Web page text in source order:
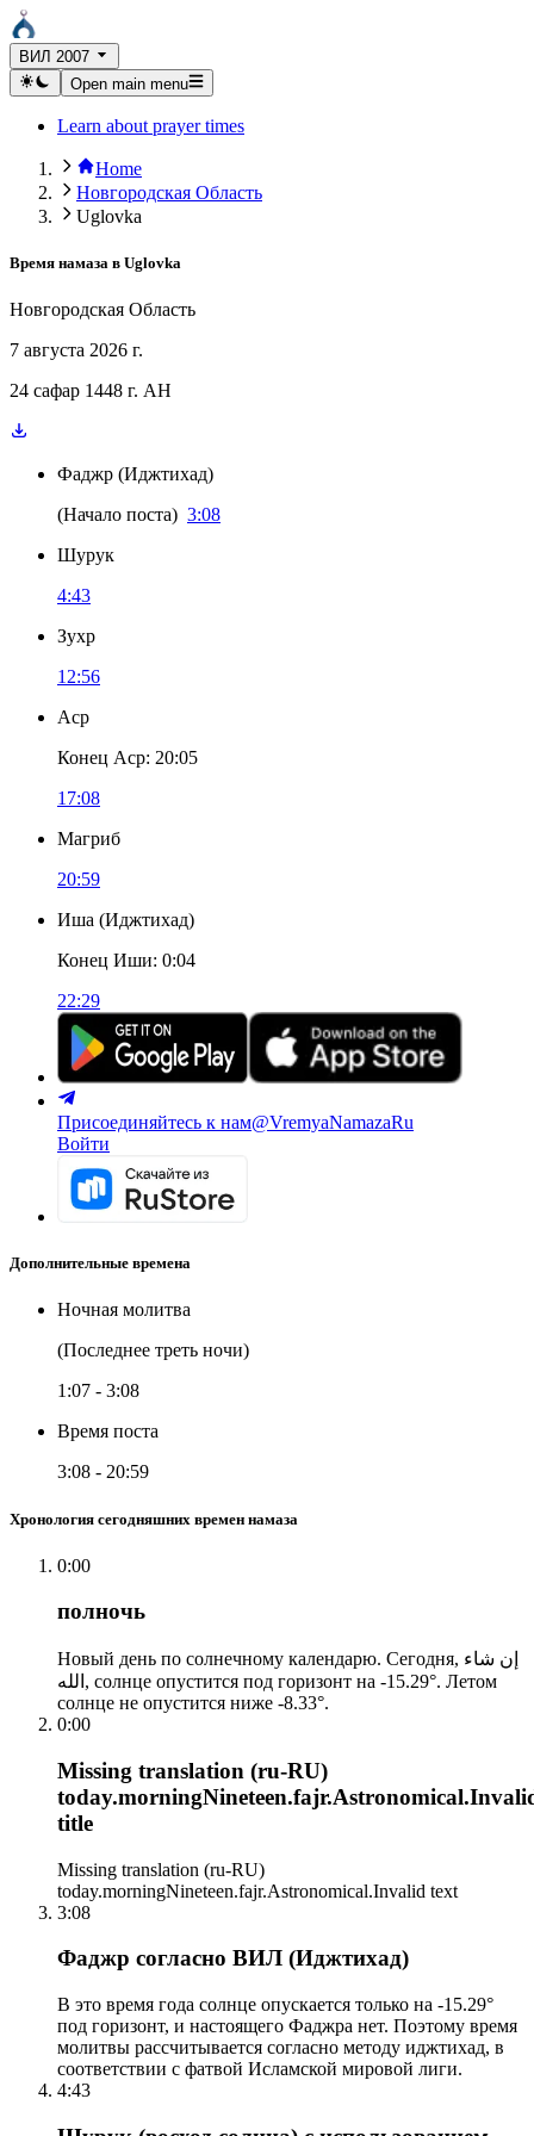
ВИЛ 2007
Open main menu
Learn about prayer times
Home
Новгородская Область
Uglovka
Время намаза в Uglovka
Новгородская Область
7 августа 2026 г.
24 сафар 1448 г. AH
Фаджр (Иджтихад)
(Начало поста) 3:08
Шурук
4:43
Зухр
12:56
Аср
Конец Аср: 20:05
17:08
Магриб
20:59
Иша (Иджтихад)
Конец Иши: 0:04
22:29
Присоединяйтесь к нам@VremyaNamazaRu
Войти
Дополнительные времена
Ночная молитва
(Последнее треть ночи)
1:07 - 3:08
Время поста
3:08 - 20:59
Хронология сегодняшних времен намаза
0:00
полночь
Новый день по солнечному календарю. Сегодня, إن شاء
الله, солнце опустится под горизонт на -15.29°. Летом
солнце не опустится ниже -8.33°.
0:00
Missing translation (ru-RU)
title
Missing translation (ru-RU)
today.morningNineteen.fajr.Astronomical.Invalid text
3:08
Фаджр согласно ВИЛ (Иджтихад)
В это время года солнце опускается только на -15.29°
под горизонт, и настоящего Фаджра нет. Поэтому время
молитвы рассчитывается согласно методу иджтихад, в
соответствии с фатвой Исламской мировой лиги.
4:43